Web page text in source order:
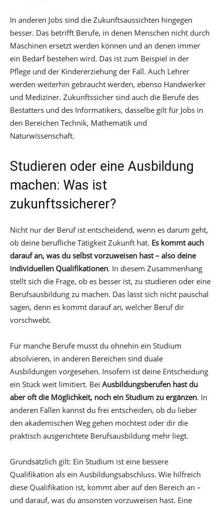
In anderen Jobs sind die Zukunftsaussichten hingegen
besser. Das betrifft Berufe, in denen Menschen nicht durch
Maschinen ersetzt werden können und an denen immer
ein Bedarf bestehen wird. Das ist zum Beispiel in der
Pflege und der Kindererziehung der Fall. Auch Lehrer
werden weiterhin gebraucht werden, ebenso Handwerker
und Mediziner. Zukunftssicher sind auch die Berufe des
Bestatters und des Informatikers, dasselbe gilt für Jobs in
den Bereichen Technik, Mathematik und
Naturwissenschaft.
Studieren oder eine Ausbildung
machen: Was ist
zukunftssicherer?
Nicht nur der Beruf ist entscheidend, wenn es darum geht,
ob deine berufliche Tätigkeit Zukunft hat. Es kommt auch
darauf an, was du selbst vorzuweisen hast – also deine
individuellen Qualifikationen. In diesem Zusammenhang
stellt sich die Frage, ob es besser ist, zu studieren oder eine
Berufsausbildung zu machen. Das lässt sich nicht pauschal
sagen, denn es kommt darauf an, welcher Beruf dir
vorschwebt.
Für manche Berufe musst du ohnehin ein Studium
absolvieren, in anderen Bereichen sind duale
Ausbildungen vorgesehen. Insofern ist deine Entscheidung
ein Stück weit limitiert. Bei Ausbildungsberufen hast du
aber oft die Möglichkeit, noch ein Studium zu ergänzen. In
anderen Fällen kannst du frei entscheiden, ob du lieber
den akademischen Weg gehen möchtest oder dir die
praktisch ausgerichtete Berufsausbildung mehr liegt.
Grundsätzlich gilt: Ein Studium ist eine bessere
Qualifikation als ein Ausbildungsabschluss. Wie hilfreich
diese Qualifikation ist, kommt aber auf den Bereich an –
und darauf, was du ansonsten vorzuweisen hast. Eine